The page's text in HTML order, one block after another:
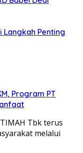
Langkah Penting
Program PT
Tbk terus
melalui